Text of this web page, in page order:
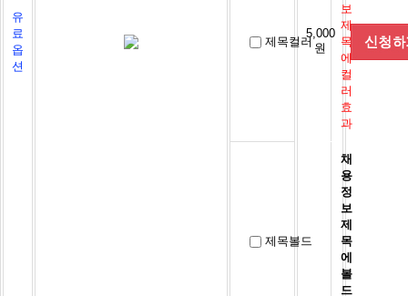
유
료
옵
션
제목컬러
보
제
목
에
컬
러
효
과
제목볼드
채
용
정
보
제
목
에
볼
드
5,000
원